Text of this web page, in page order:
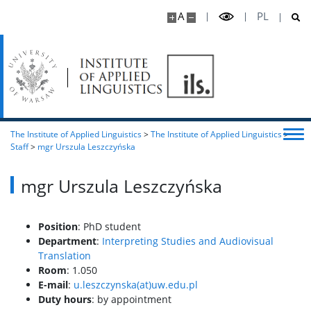
A PL
The Institute of Applied Linguistics>The Institute of Applied Linguistics>
Staff> mgr Urszula Leszczyńska
mgr Urszula Leszczyńska
Position: PhD student
Department: Interpreting Studies and Audiovisual
Translation
Room: 1.050
E-mail: u.leszczynska(at)uw.edu.pl
Duty hours: by appointment